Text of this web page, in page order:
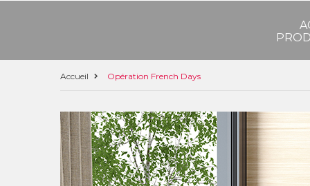
Accueil Opération French Days